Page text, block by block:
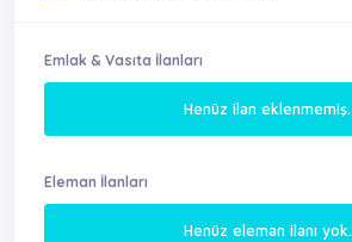
Emlak & Vasıta İlanları
Henüz ilan eklenmemiş.
Eleman İlanları
Henüz eleman ilanı yok.